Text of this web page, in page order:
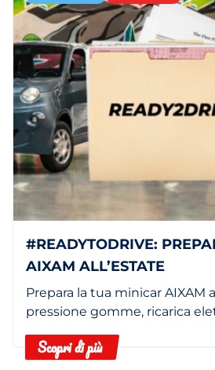
#READYTODRIVE:
AIXAM ALL’ESTATE
Prepara la tua minicar AIXAM
pressione gomme, ricarica
Scopri di più